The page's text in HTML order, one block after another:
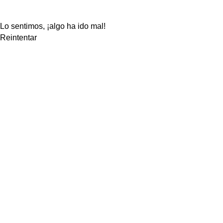
Lo sentimos, ¡algo ha ido mal!
Reintentar